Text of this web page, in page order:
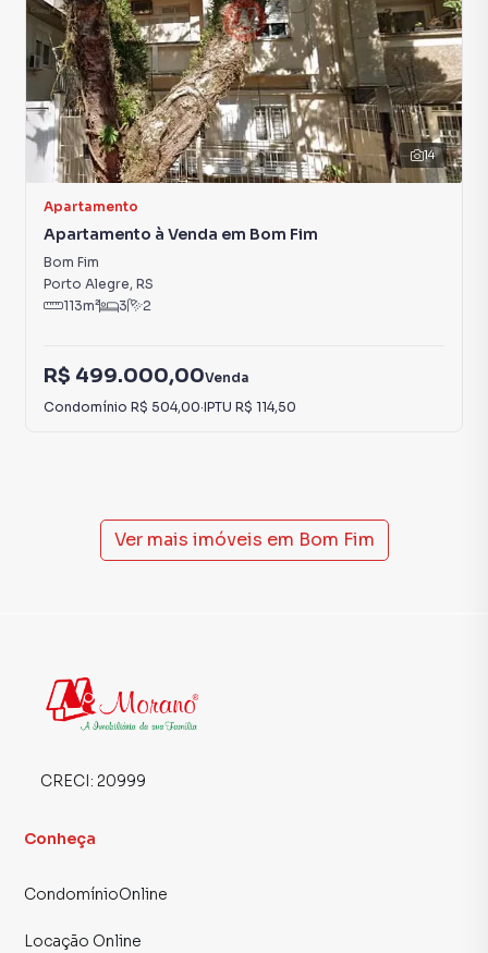
se.
14
Apartamento
Apartamento à Venda em Bom Fim
Bom Fim
Porto Alegre, RS
113m² 3 2
R$ 499.000,00Venda
Condomínio R$ 504,00·IPTU R$ 114,50
Ver mais imóveis em Bom Fim
CRECI: 20999
Conheça
CondomínioOnline
Locação Online